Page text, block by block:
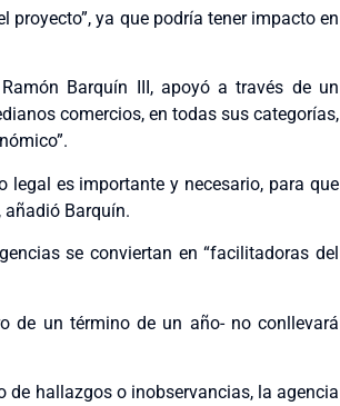
ya que podría tener impacto en
Barquín III, apoyó a través de un
comercios, en todas sus categorías,
legal es importante y necesario, para que
añadió Barquín.
se conviertan en “facilitadoras del
de un término de un año- no conllevará
de hallazgos o inobservancias, la agencia